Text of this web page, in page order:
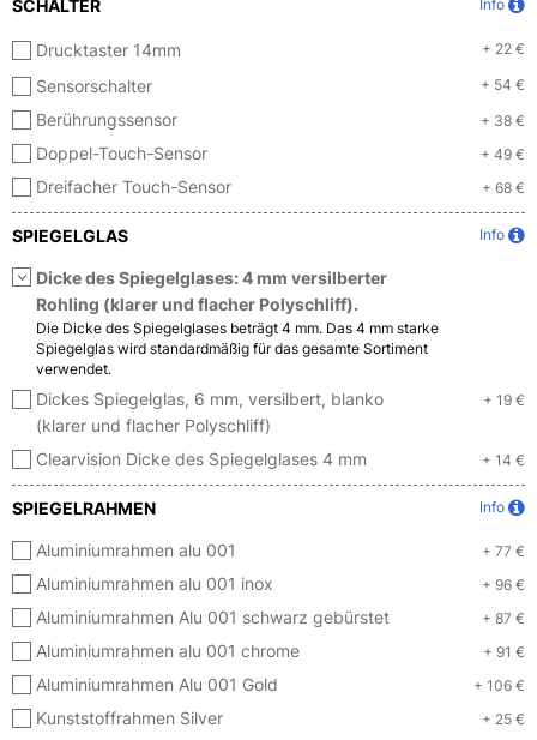
SCHALTER Info
Drucktaster 14mm + 22 €
Sensorschalter + 54 €
Berührungssensor + 38 €
Doppel-Touch-Sensor + 49 €
Dreifacher Touch-Sensor + 68 €
SPIEGELGLAS Info
Dicke des Spiegelglases: 4 mm versilberter
Rohling (klarer und flacher Polyschliff).
Die Dicke des Spiegelglases beträgt 4 mm. Das 4 mm starke
Spiegelglas wird standardmäßig für das gesamte Sortiment
verwendet.
Dickes Spiegelglas, 6 mm, versilbert, blanko
(klarer und flacher Polyschliff)
+ 19 €
Clearvision Dicke des Spiegelglases 4 mm + 14 €
SPIEGELRAHMEN Info
Aluminiumrahmen alu 001 + 77 €
Aluminiumrahmen alu 001 inox + 96 €
Aluminiumrahmen Alu 001 schwarz gebürstet + 87 €
Aluminiumrahmen alu 001 chrome + 91 €
Aluminiumrahmen Alu 001 Gold + 106 €
Kunststoffrahmen Silver + 25 €